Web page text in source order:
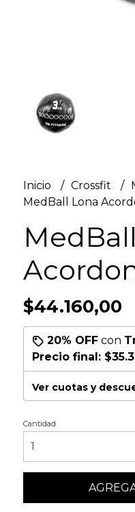
Inicio Crossfit
MedBall Lona
$44.160,00
20% OFFcon
Precio final:
Ver cuotas y
Cantidad